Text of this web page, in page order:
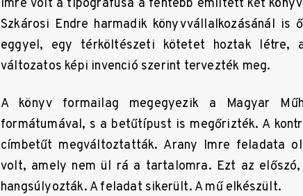
Imre volt a tipográfusa a fentebb említett két
Szkárosi Endre harmadik könyvvállalkozásánál
eggyel, egy térköltészeti kötetet hoztak létre,
változatos képi invenció szerint tervezték meg.
A könyv formailag megegyezik a Magyar
formátumával, s a betűtípust is megőrizték. A
címbetűt megváltoztatták. Arany Imre feladata
volt, amely nem ül rá a tartalomra. Ezt az
hangsúlyozták. A feladat sikerült. A mű elkészült.